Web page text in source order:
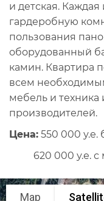
и детская.
гардеробную
пользования
оборудованный
камин. Квартира
всем
мебель и
производителей.
Цена: 550 000 у.е.
620 000 у.е. с
Map